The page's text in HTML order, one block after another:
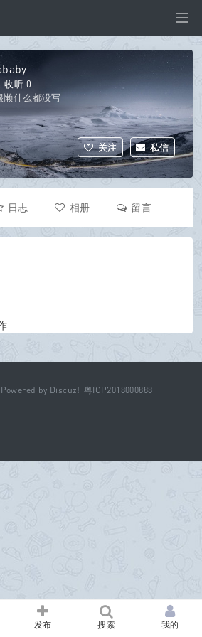
收听 0
懒什么都没写
关注 私信
日志 相册 留言
发布 搜索 我的
Powered by Discuz! 粤ICP2018000888